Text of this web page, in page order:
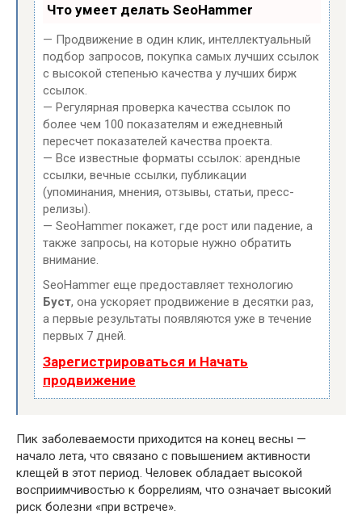
Что умеет делать SeoHammer
— Продвижение в один клик, интеллектуальный
подбор запросов, покупка самых лучших ссылок
с высокой степенью качества у лучших бирж
ссылок.
— Регулярная проверка качества ссылок по
более чем 100 показателям и ежедневный
пересчет показателей качества проекта.
— Все известные форматы ссылок: арендные
ссылки, вечные ссылки, публикации
(упоминания, мнения, отзывы, статьи, пресс-
релизы).
— SeoHammer покажет, где рост или падение, а
также запросы, на которые нужно обратить
внимание.
SeoHammer еще предоставляет технологию
Буст, она ускоряет продвижение в десятки раз,
а первые результаты появляются уже в течение
первых 7 дней.
Зарегистрироваться и Начать
продвижение
Пик заболеваемости приходится на конец весны —
начало лета, что связано с повышением активности
клещей в этот период. Человек обладает высокой
восприимчивостью к боррелиям, что означает высокий
риск болезни «при встрече».